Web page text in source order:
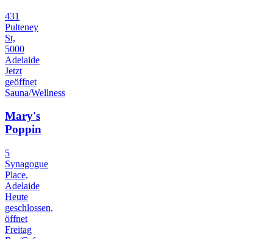
431
Pulteney
St,
5000
Adelaide
Jetzt
geöffnet
Sauna/Wellness
Mary's
Poppin
5
Synagogue
Place,
Adelaide
Heute
geschlossen,
öffnet
Freitag